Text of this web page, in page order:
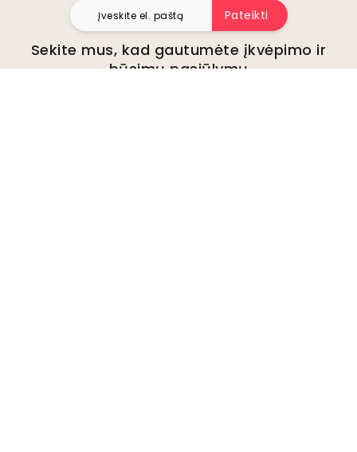
Pateikti
Sekite mus, kad gautumėte įkvėpimo ir
būsimų pasiūlymų